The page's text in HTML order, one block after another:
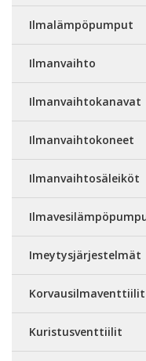
Ilmalämpöpumput
Ilmanvaihto
Ilmanvaihtokanavat
Ilmanvaihtokoneet
Ilmanvaihtosäleiköt
Imeytysjärjestelmät
Korvausilmaventtiilit
Kuristusventtiilit